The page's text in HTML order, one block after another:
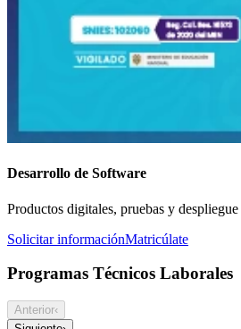
Desarrollo de Software
Productos digitales, pruebas y
Solicitar informaciónMatricúlate
Programas Técnicos Laborales
Anterior‹